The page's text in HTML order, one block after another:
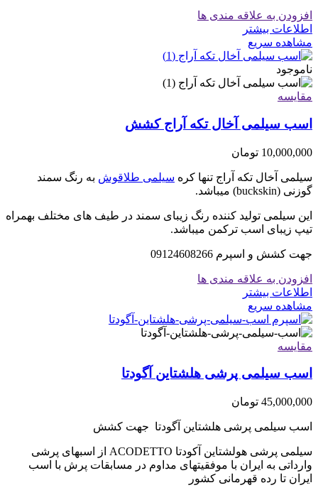
افزودن به علاقه مندی ها
اطلاعات بیشتر
مشاهده سریع
ناموجود
مقایسه
اسب سیلمی آخال تکه آراج کشش
10,000,000 تومان
سیلمی آخال تکه آراج تنها کره سیلمی طلاقوش به رنگ سمند
گوزنی (buckskin) میباشد.
این سیلمی تولید کننده رنگ زیبای سمند در طیف های مختلف بهمراه
تیپ زیبای اسب ترکمن میباشد.
جهت کشش و اسپرم 09124608266
افزودن به علاقه مندی ها
اطلاعات بیشتر
مشاهده سریع
مقایسه
اسب سیلمی پرشی هلشتاین آگودتا
45,000,000 تومان
اسب سیلمی پرشی هلشتاین آگودتا جهت کشش
سیلمی پرشی هولشتاین آکودتا ACODETTO از اسبهای پرشی
وارداتی به ایران با موفقیتهای مداوم در مسابقات پرش با اسب
ایران تا رده قهرمانی کشور